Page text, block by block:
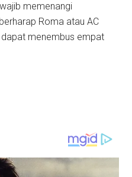
memenangi
Roma atau AC
menembus empat